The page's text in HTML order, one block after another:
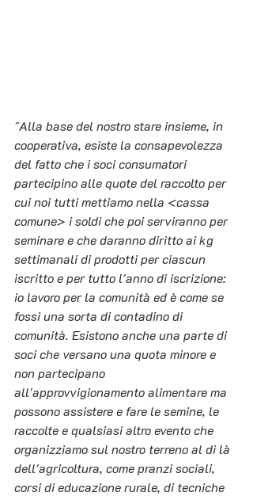
"Alla base del nostro stare insieme, in
cooperativa, esiste la consapevolezza
del fatto che i soci consumatori
partecipino alle quote del raccolto per
cui noi tutti mettiamo nella <cassa
comune> i soldi che poi serviranno per
seminare e che daranno diritto ai kg
settimanali di prodotti per ciascun
iscritto e per tutto l'anno di iscrizione:
io lavoro per la comunità ed è come se
fossi una sorta di contadino di
comunità. Esistono anche una parte di
soci che versano una quota minore e
non partecipano
all'approvvigionamento alimentare ma
possono assistere e fare le semine, le
raccolte e qualsiasi altro evento che
organizziamo sul nostro terreno al di là
dell'agricoltura, come pranzi sociali,
corsi di educazione rurale, di tecniche